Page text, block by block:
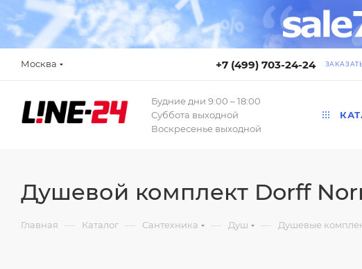
Москва +7 (499) 703-24-24
Будние дни 9:00 – 18:00
Суббота выходной
Воскресенье выходной
Душевой комплект Dorff
Главная — Каталог — Сантехника — Душ — Душевые